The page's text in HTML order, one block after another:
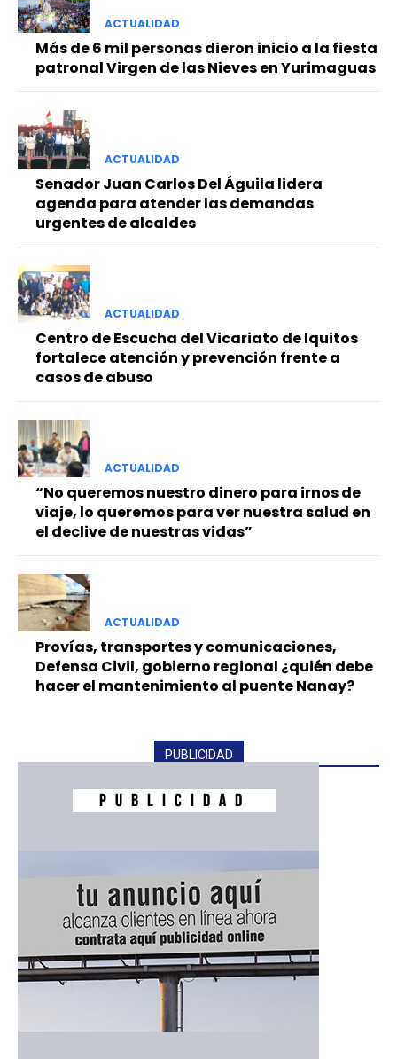
ACTUALIDAD
Más de 6 mil personas dieron inicio a la fiesta
patronal Virgen de las Nieves en Yurimaguas
ACTUALIDAD
Senador Juan Carlos Del Águila lidera
agenda para atender las demandas
urgentes de alcaldes
ACTUALIDAD
Centro de Escucha del Vicariato de Iquitos
fortalece atención y prevención frente a
casos de abuso
ACTUALIDAD
“No queremos nuestro dinero para irnos de
viaje, lo queremos para ver nuestra salud en
el declive de nuestras vidas”
ACTUALIDAD
Provías, transportes y comunicaciones,
Defensa Civil, gobierno regional ¿quién debe
hacer el mantenimiento al puente Nanay?
PUBLICIDAD